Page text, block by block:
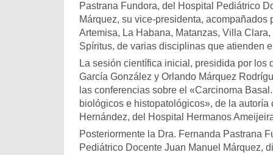
Pastrana Fundora, del Hospital Pediátrico
Márquez, su vice-presidenta, acompañados
Artemisa, La Habana, Matanzas, Villa
Spíritus, de varias disciplinas que atienden
La sesión científica inicial, presidida por los
García González y Orlando Márquez
las conferencias sobre el «Carcinoma
biológicos e histopatológicos», de la autoría
Hernández, del Hospital Hermanos
Posteriormente la Dra. Fernanda Pastrana
Pediátrico Docente Juan Manuel Márquez,